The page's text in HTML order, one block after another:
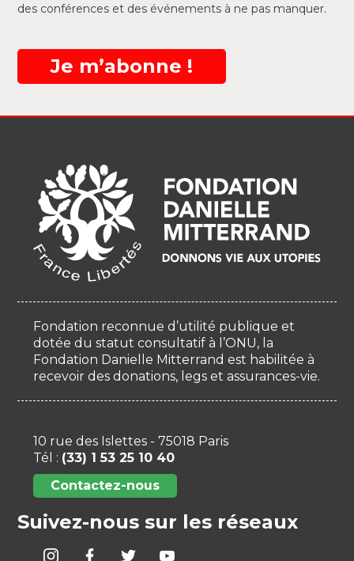
des conférences et des événements à ne pas manquer.
Je m’abonne !
Fondation reconnue d’utilité publique et
dotée du statut consultatif à l’ONU, la
Fondation Danielle Mitterrand est habilitée à
recevoir des donations, legs et assurances-vie.
10 rue des Islettes - 75018 Paris
Tél : (33) 1 53 25 10 40
Contactez-nous
Suivez-nous sur les réseaux